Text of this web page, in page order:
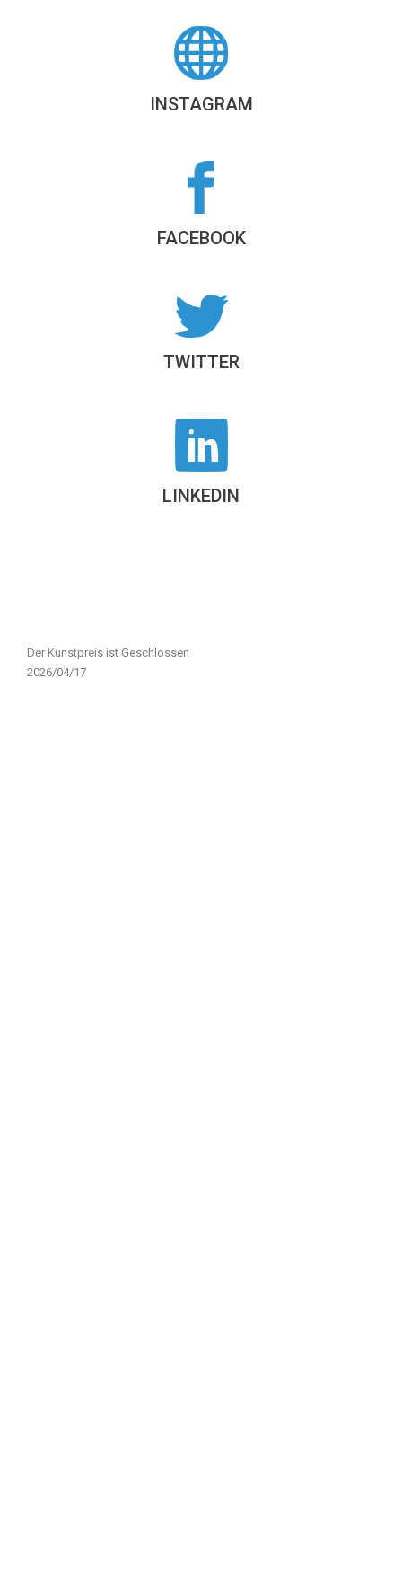
INSTAGRAM
FACEBOOK
TWITTER
LINKEDIN
Der Kunstpreis ist Geschlossen
2026/04/17